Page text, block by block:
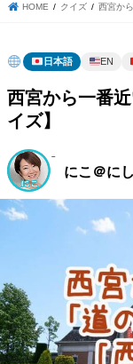
HOME クイズ 西宮か
日本語 EN
西宮から一番
イズ】
にこ＠に